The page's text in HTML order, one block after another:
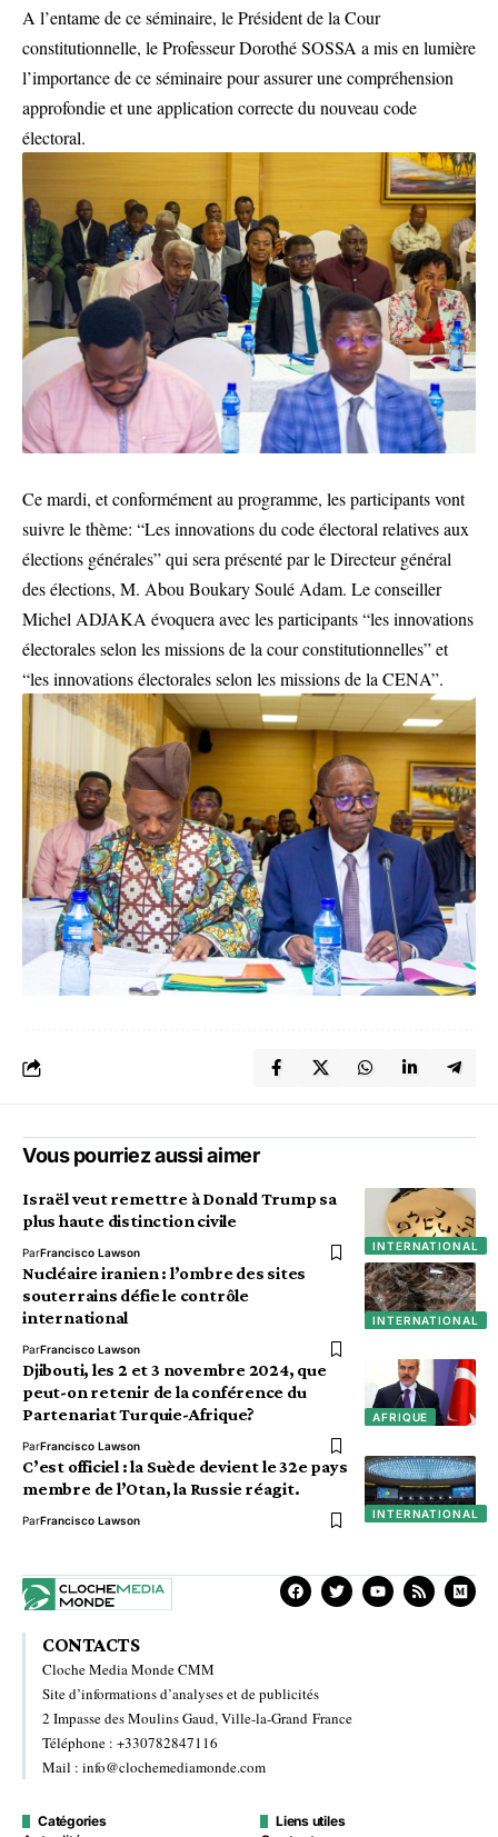
A l’entame de ce séminaire, le Président de la Cour
constitutionnelle, le Professeur Dorothé SOSSA a mis en lumière
l’importance de ce séminaire pour assurer une compréhension
approfondie et une application correcte du nouveau code
électoral.
Ce mardi, et conformément au programme, les participants vont
suivre le thème: “Les innovations du code électoral relatives aux
élections générales” qui sera présenté par le Directeur général
des élections, M. Abou Boukary Soulé Adam. Le conseiller
Michel ADJAKA évoquera avec les participants “les innovations
électorales selon les missions de la cour constitutionnelles” et
“les innovations électorales selon les missions de la CENA”.
Vous pourriez aussi aimer
INTERNATIONAL
Israël veut remettre à Donald Trump sa
plus haute distinction civile
ParFrancisco Lawson
INTERNATIONAL
Nucléaire iranien : l’ombre des sites
souterrains défie le contrôle
international
ParFrancisco Lawson
AFRIQUE
Djibouti, les 2 et 3 novembre 2024, que
peut-on retenir de la conférence du
Partenariat Turquie-Afrique?
ParFrancisco Lawson
INTERNATIONAL
C’est officiel : la Suède devient le 32e pays
membre de l’Otan, la Russie réagit.
ParFrancisco Lawson
CONTACTS
Cloche Media Monde CMM
Site d’informations d’analyses et de publicités
2 Impasse des Moulins Gaud, Ville-la-Grand France
Téléphone : +330782847116
Mail : info@clochemediamonde.com
Catégories Liens utiles